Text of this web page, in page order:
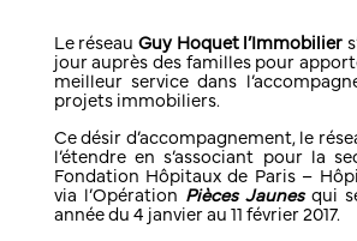
Le réseau Guy Hoquet l’Immobilier
jour auprès des familles pour
meilleur service dans
projets immobiliers.
Ce désir d’accompagnement, le
l’étendre en s’associant pour la
Fondation Hôpitaux de Paris –
via l’Opération Pièces Jaunesqui
année du 4 janvier au 11 février 2017.